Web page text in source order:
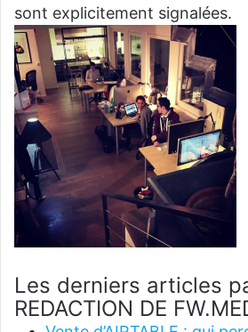
sont explicitement signalées.
Les derniers articles
REDACTION DE